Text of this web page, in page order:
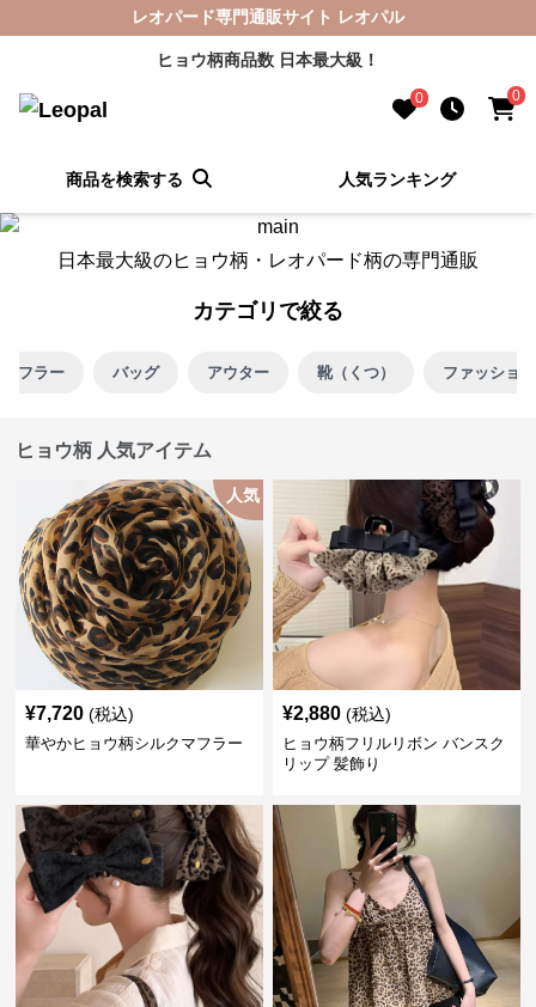
レオパード専門通販サイト レオパル
ヒョウ柄商品数 日本最大級！
0 0
商品を検索する 人気ランキング
日本最大級のヒョウ柄・レオパード柄の専門通販
カテゴリで絞る
マフラー バッグ アウター 靴（くつ） ファッショ
ヒョウ柄 人気アイテム
人気
¥7,720 (税込)
華やかヒョウ柄シルクマフラー
¥2,880 (税込)
ヒョウ柄フリルリボン バンスク
リップ 髪飾り